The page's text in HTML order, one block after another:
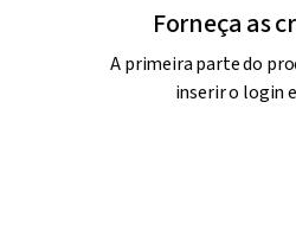
Forneça as
A primeira parte do
inserir o login